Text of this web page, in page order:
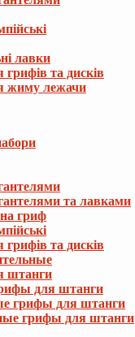
лавки
грифів та дисків
жиму лежачи
та лавками
гриф
грифів та дисків
штанги
для штанги
грифы для штанги
грифы для штанги